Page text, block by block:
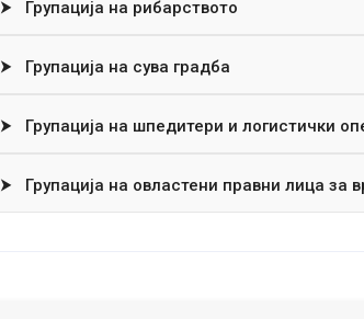
⮞ Групација на рибарството
⮞ Групација на сува градба
⮞ Групација на шпедитери и логистички
⮞ Групација на овластени правни лица